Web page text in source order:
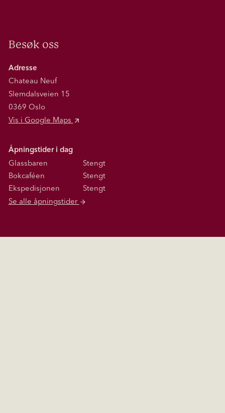
Besøk oss
Adresse
Chateau Neuf
Slemdalsveien 15
0369 Oslo
Vis i Google Maps
Åpningstider i dag
Glassbaren
Stengt
Bokcaféen
Stengt
Ekspedisjonen
Stengt
Se alle åpningstider